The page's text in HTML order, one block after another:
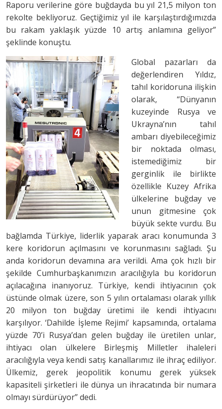
Raporu verilerine göre buğdayda bu yıl 21,5 milyon ton
rekolte bekliyoruz. Geçtiğimiz yıl ile karşılaştırdığımızda
bu rakam yaklaşık yüzde 10 artış anlamına geliyor”
şeklinde konuştu.
Global pazarları da
değerlendiren Yıldız,
tahıl koridoruna ilişkin
olarak, “Dünyanın
kuzeyinde Rusya ve
Ukrayna’nın tahıl
ambarı diyebileceğimiz
bir noktada olması,
istemediğimiz bir
gerginlik ile birlikte
özellikle Kuzey Afrika
ülkelerine buğday ve
unun gitmesine çok
büyük sekte vurdu. Bu
bağlamda Türkiye, liderlik yaparak aracı konumunda 3
kere koridorun açılmasını ve korunmasını sağladı. Şu
anda koridorun devamına ara verildi. Ama çok hızlı bir
şekilde Cumhurbaşkanımızın aracılığıyla bu koridorun
açılacağına inanıyoruz. Türkiye, kendi ihtiyacının çok
üstünde olmak üzere, son 5 yılın ortalaması olarak yıllık
20 milyon ton buğday üretimi ile kendi ihtiyacını
karşılıyor. ‘Dahilde İşleme Rejimi’ kapsamında, ortalama
yüzde 70’i Rusya’dan gelen buğday ile üretilen unlar,
ihtiyacı olan ülkelere Birleşmiş Milletler ihaleleri
aracılığıyla veya kendi satış kanallarımız ile ihraç ediliyor.
Ülkemiz, gerek jeopolitik konumu gerek yüksek
kapasiteli şirketleri ile dünya un ihracatında bir numara
olmayı sürdürüyor” dedi.